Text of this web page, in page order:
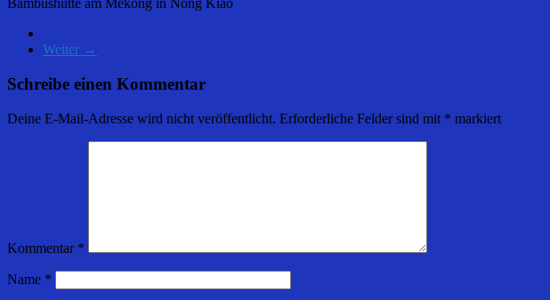
Bambushütte am Mekong in Nong Kiao
Weiter →
Schreibe einen Kommentar
Deine E-Mail-Adresse wird nicht veröffentlicht. Erforderliche Felder sind mit * markiert
Kommentar *
Name *